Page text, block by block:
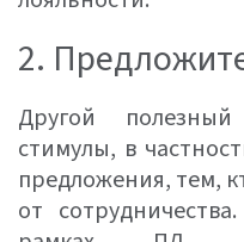
2.
Другой
стимулы, в
предложения, тем,
от